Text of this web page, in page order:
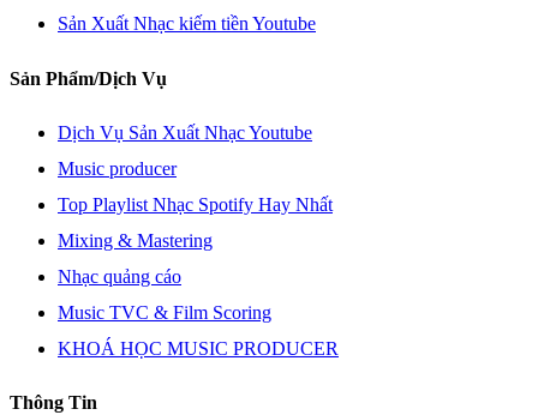
Sản Xuất Nhạc kiếm tiền Youtube
Sản Phẩm/Dịch Vụ
Dịch Vụ Sản Xuất Nhạc Youtube
Music producer
Top Playlist Nhạc Spotify Hay Nhất
Mixing & Mastering
Nhạc quảng cáo
Music TVC & Film Scoring
KHOÁ HỌC MUSIC PRODUCER
Thông Tin